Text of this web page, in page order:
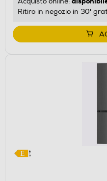
energetico
Youreko.
Ritiro in negozio in 30'